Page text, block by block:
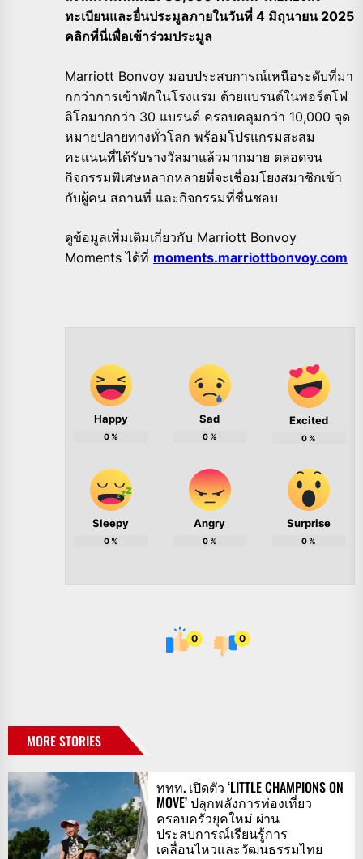
ทะเบียนและยื่นประมูลภายในวันที่ 4 มิถุนายน 2025
คลิกที่นี่เพื่อเข้าร่วมประมูล
Marriott Bonvoy มอบประสบการณ์เหนือระดับที่มา
กกว่าการเข้าพักในโรงแรม ด้วยแบรนด์ในพอร์ตโฟ
ลิโอมากกว่า 30 แบรนด์ ครอบคลุมกว่า 10,000 จุด
หมายปลายทางทั่วโลก พร้อมโปรแกรมสะสม
คะแนนที่ได้รับรางวัลมาแล้วมากมาย ตลอดจน
กิจกรรมพิเศษหลากหลายที่จะเชื่อมโยงสมาชิกเข้า
กับผู้คน สถานที่ และกิจกรรมที่ชื่นชอบ
ดูข้อมูลเพิ่มเติมเกี่ยวกับ Marriott Bonvoy
Moments ได้ที่ moments.marriottbonvoy.com
Happy
0%
Sad
0%
Excited
0%
Sleepy
0%
Angry
0%
Surprise
0%
0 0
MORE STORIES
ททท. เปิดตัว ‘LITTLE CHAMPIONS ON
MOVE’ ปลุกพลังการท่องเที่ยว
ครอบครัวยุคใหม่ ผ่าน
ประสบการณ์เรียนรู้การ
เคลื่อนไหวและวัฒนธรรมไทย